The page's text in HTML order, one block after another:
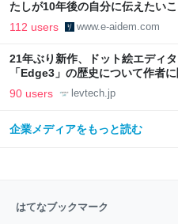
たしが10年後の自分に伝えたい
112 users www.e-aidem.com
21年ぶり新作、ドット絵エディタ
「Edge3」の歴史について作者
LAB
90 users levtech.jp
企業メディアをもっと読む
はてなブックマーク